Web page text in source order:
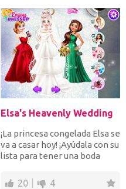
Elsa's Heavenly Wedding
¡La princesa congelada Elsa se
va a casar hoy! ¡Ayúdala con su
lista para tener una boda
20 4